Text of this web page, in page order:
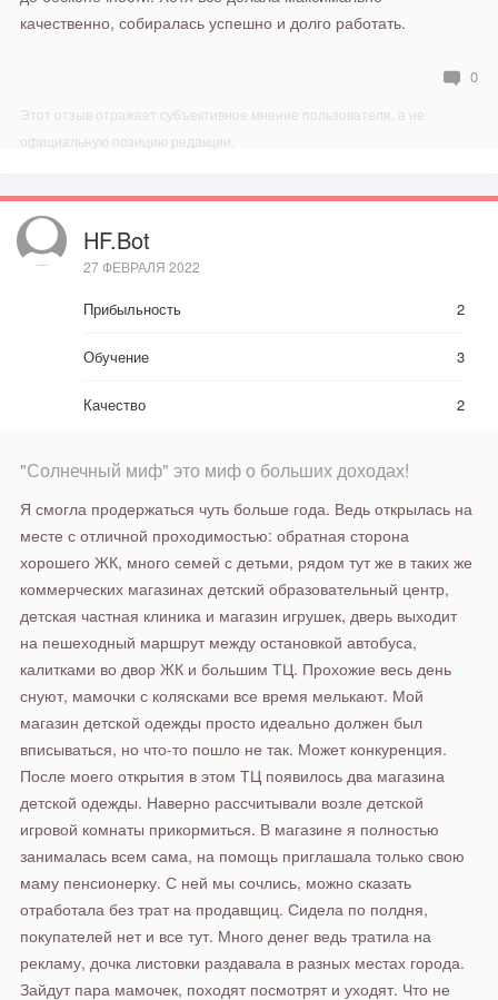
качественно, собиралась успешно и долго работать.
0
Этот отзыв отражает субъективное мнение пользователя, а не
официальную позицию редакции.
HF.bot
27 ФЕВРАЛЯ 2022
Прибыльность 2
Обучение 3
Качество 2
"Солнечный миф" это миф о больших доходах!
Я смогла продержаться чуть больше года. Ведь открылась на
месте с отличной проходимостью: обратная сторона
хорошего ЖК, много семей с детьми, рядом тут же в таких же
коммерческих магазинах детский образовательный центр,
детская частная клиника и магазин игрушек, дверь выходит
на пешеходный маршрут между остановкой автобуса,
калитками во двор ЖК и большим ТЦ. Прохожие весь день
снуют, мамочки с колясками все время мелькают. Мой
магазин детской одежды просто идеально должен был
вписываться, но что-то пошло не так. Может конкуренция.
После моего открытия в этом ТЦ появилось два магазина
детской одежды. Наверно рассчитывали возле детской
игровой комнаты прикормиться. В магазине я полностью
занималась всем сама, на помощь приглашала только свою
маму пенсионерку. С ней мы сочлись, можно сказать
отработала без трат на продавщиц. Сидела по полдня,
покупателей нет и все тут. Много денег ведь тратила на
рекламу, дочка листовки раздавала в разных местах города.
Зайдут пара мамочек, походят посмотрят и уходят. Что не